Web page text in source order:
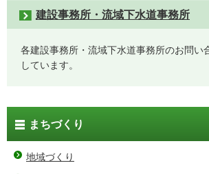
建設事務所・流域下水道事務所
各建設事務所・流域下水道事務所のお問い
しています。
まちづくり
地域づくり